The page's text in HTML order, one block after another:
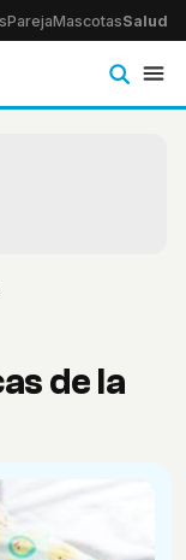
ParejaMascotasSalud
de la